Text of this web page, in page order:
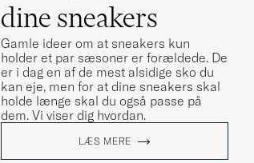
dine sneakers
Gamle ideer om at sneakers kun
holder et par sæsoner er forældede. De
er i dag en af de mest alsidige sko du
kan eje, men for at dine sneakers skal
holde længe skal du også passe på
dem. Vi viser dig hvordan.
LÆS MERE